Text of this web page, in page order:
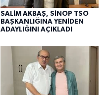
SALİM AKBAŞ, SİNOP TSO
BAŞKANLIĞINA YENİDEN
ADAYLIĞINI AÇIKLADI